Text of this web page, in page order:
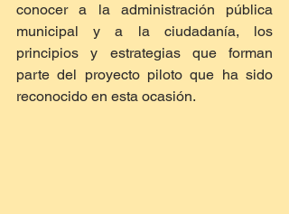
conocer a la administración pública
municipal y a la ciudadanía, los
principios y estrategias que forman
parte del proyecto piloto que ha sido
reconocido en esta ocasión.